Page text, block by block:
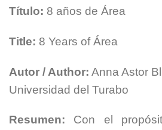
Título: 8 años de Área
Title: 8 Years of Área
Autor / Author: Anna Astor
Universidad del Turabo
Resumen: Con el